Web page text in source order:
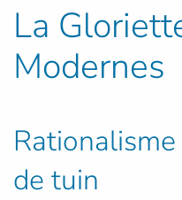
La
Modernes
de tuin